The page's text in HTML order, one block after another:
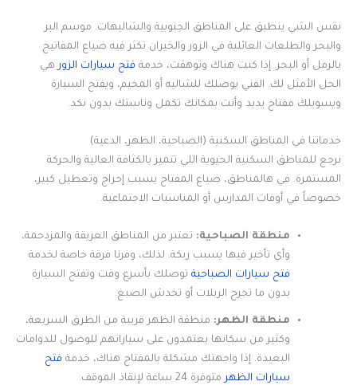
نفس الشي ينطبق على المناطق الجنوبية والشاليهات. موسم البر
والبحر والطلعات العائلية في الزور والخيران تكثر فيه ضياع المفاتيح
بالرمل أو البحر. إذا كنت هناك وتوهقت، خدمة فتح سيارات الزور هي
الحل الأمثل لك. الفني يوصلك للشاليه أو المخيم، ويفتح السيارة
ويسويلك مفتاح يديد وأنت بمكانك تكمل وناستك بدون نكد.
خدماتنا في المناطق السكنية (الصباحية، الظهر، الدعية)
نرجع للمناطق السكنية الحيوية اللي تتميز بالكثافة العالية والحركة
المستمرة. في هالمناطق، ضياع المفتاح يسبب إحراج وتعطيل كبير،
خصوصاً في أوقات المدارس أو المناسبات الاجتماعية.
منطقة الصباحية: تعتبر من المناطق العريقة والمزدحمة،
وأي تأخير فيها يسبب ربكة. لذلك، وفرنا فرقة خاصة لخدمة
فتح سيارات الصباحيةتوصلك بأسرع وقت وتفتح السيارة
بدون ما تجرح الربلات أو تخدش الصبغ.
منطقة الظهر: منطقة الظهر قريبة من الطرق السريعة،
وكثير من سكانها يعتمدون على سياراتهم للوصول للدوامات
البعيدة. إذا واجهتك مشكلة بالمفتاح هناك، خدمة فتح
سيارات الظهرمتوفرة 24 ساعة لإنقاذ الموقف.